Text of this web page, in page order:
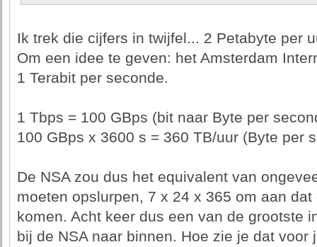
Ik trek die cijfers in twijfel... 2 Petabyte per
Om een idee te geven: het Amsterdam
1 Terabit per seconde.
1 Tbps = 100 GBps (bit naar Byte per
100 GBps x 3600 s = 360 TB/uur (Byte per
De NSA zou dus het equivalent van
moeten opslurpen, 7 x 24 x 365 om aan
komen. Acht keer dus een van de grootste
bij de NSA naar binnen. Hoe zie je dat voor